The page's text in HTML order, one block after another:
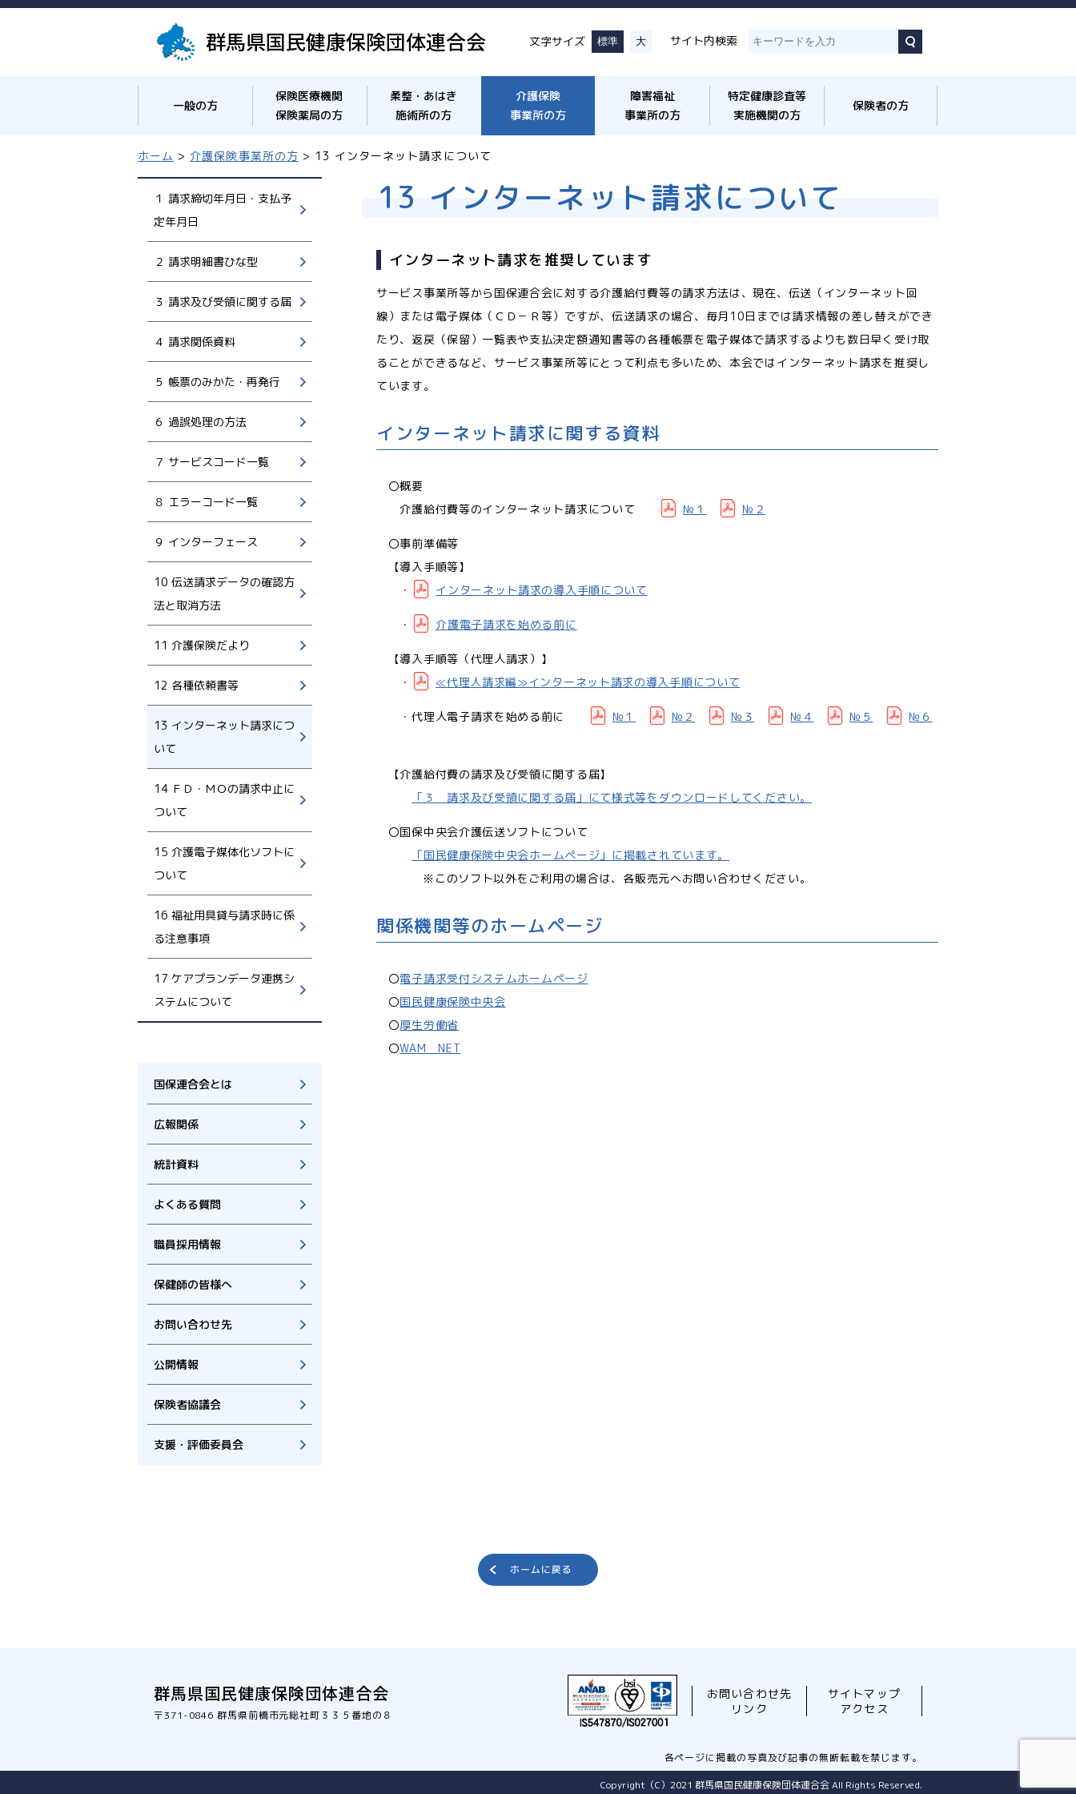
群馬県国民健康保険団体連合会 文字サイズ 標準 大 サイト内検索
一般の方
保険医療機関
保険薬局の方
柔整・あはき
施術所の方
介護保険
事業所の方
障害福祉
事業所の方
特定健康診査等
実施機関の方
保険者の方
ホーム >介護保険事業所の方 > 13 インターネット請求について
１ 請求締切年月日・支払予
定年月日
２ 請求明細書ひな型
３ 請求及び受領に関する届
４ 請求関係資料
５ 帳票のみかた・再発行
６ 過誤処理の方法
７ サービスコード一覧
８ エラーコード一覧
９ インターフェース
10 伝送請求データの確認方
法と取消方法
11 介護保険だより
12 各種依頼書等
13 インターネット請求につ
いて
14 ＦＤ・ＭＯの請求中止に
ついて
15 介護電子媒体化ソフトに
ついて
16 福祉用具貸与請求時に係
る注意事項
17 ケアプランデータ連携シ
ステムについて
国保連合会とは
広報関係
統計資料
よくある質問
職員採用情報
保健師の皆様へ
お問い合わせ先
公開情報
保険者協議会
支援・評価委員会
13 インターネット請求について
インターネット請求を推奨しています
サービス事業所等から国保連合会に対する介護給付費等の請求方法は、現在、伝送（インターネット回
線）または電子媒体（ＣＤ－Ｒ等）ですが、伝送請求の場合、毎月10日までは請求情報の差し替えができ
たり、返戻（保留）一覧表や支払決定額通知書等の各種帳票を電子媒体で請求するよりも数日早く受け取
ることができるなど、サービス事業所等にとって利点も多いため、本会ではインターネット請求を推奨し
ています。
インターネット請求に関する資料
〇概要
介護給付費等のインターネット請求について
№１ №２
〇事前準備等
【導入手順等】
・
インターネット請求の導入手順について
・ 介護電子請求を始める前に
【導入手順等（代理人請求）】
・
≪代理人請求編≫インターネット請求の導入手順について
・代理人電子請求を始める前に №１ №２ №３ №４ №５ №６
【介護給付費の請求及び受領に関する届】
「３ 請求及び受領に関する届」にて様式等をダウンロードしてください。
〇国保中央会介護伝送ソフトについて
「国民健康保険中央会ホームページ」に掲載されています。
※このソフト以外をご利用の場合は、各販売元へお問い合わせください。
関係機関等のホームページ
〇電子請求受付システムホームページ
〇国民健康保険中央会
〇厚生労働省
〇WAM NET
群馬県国民健康保険団体連合会
〒371-0846群馬県前橋市元総社町３３５番地の８
お問い合わせ先
サイトマップ
リンク
アクセス
各ページに掲載の写真及び記事の無断転載を禁じます。
Copyright（C）2021 群馬県国民健康保険団体連合会 All Rights Reserved.